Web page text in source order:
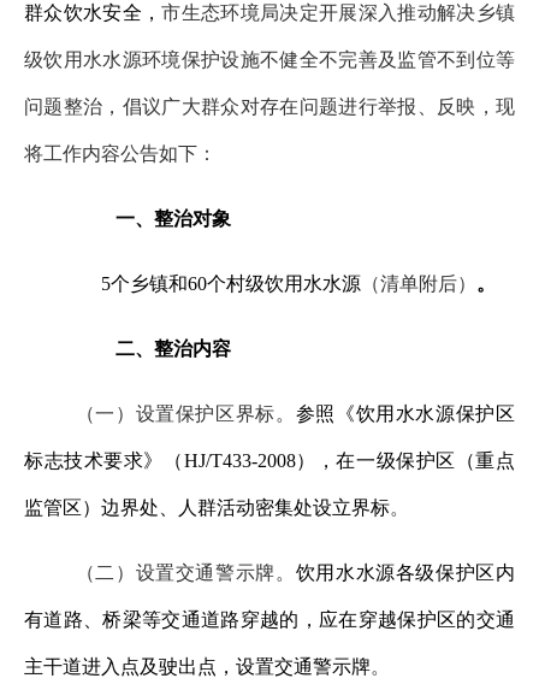
群众饮水安全，市生态环境局决定开展深入推动解决乡镇
级饮用水水源环境保护设施不健全不完善及监管不到位等
问题整治，倡议广大群众对存在问题进行举报、反映，现
将工作内容公告如下：
一、整治对象
5个乡镇和60个村级饮用水水源 （清单附后） 。
二、整治内容
（一）设置保护区界标。 参照《饮用水水源保护区
标志技术要求》（HJ/T433-2008），在一级保护区（重点
监管区）边界处、人群活动密集处设立界标。
（二）设置交通警示牌。 饮用水水源各级保护区内
有道路、桥梁等交通道路穿越的，应在穿越保护区的交通
主干道进入点及驶出点，设置交通警示牌。